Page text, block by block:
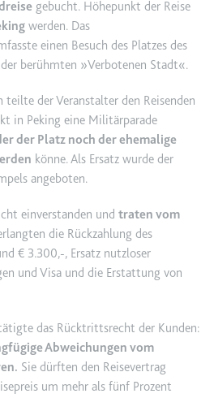
um Daten zu
Analytics über das Gerät
Verhalten des Besuchers
Geräte und Marketingkanäle
Cookie
verwendet, um Daten zu
Analytics über das Gerät
Erfasst den Besucher
Geräte und Marketingkanäle
Videos zu schätzen.
Cookie
eine eindeutige ID, um
der Videos von
die der Benutzer
hat, zu behalten.
Cookie
gebucht. Höhepunkt der Reise
werden. Das
einen Besuch des Platzes des
berühmten »Verbotenen Stadt«.
teilte der Veranstalter den Reisenden
in Peking eine Militärparade
der Platz noch der ehemalige
könne. Als Ersatz wurde der
angeboten.
einverstanden und traten vom
die Rückzahlung des
€ 3.300,-, Ersatz nutzloser
und Visa und die Erstattung von
das Rücktrittsrecht der Kunden:
Abweichungen vom
Sie dürften den Reisevertrag
um mehr als fünf Prozent